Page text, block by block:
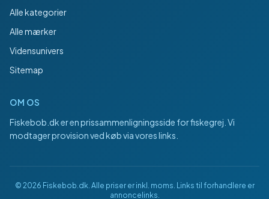
Alle kategorier
Alle mærker
Vidensunivers
Sitemap
OM OS
Fiskebob.dker en prissammenligningsside for fiskegrej. Vi
modtager provision ved køb via vores links.
© 2026 Fiskebob.dk. Alle priser er inkl. moms. Links til forhandlere er
annoncelinks.